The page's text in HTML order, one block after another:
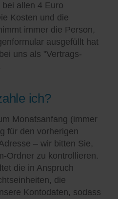
allen 4 Euro
Kosten und die
immer die Person,
ausgefüllt hat
uns als "Vertrags-
ich?
Monatsanfang (immer
für den vorherigen
– wir bitten Sie,
Ordner zu kontrollieren.
die in Anspruch
die
Kontodaten, sodass